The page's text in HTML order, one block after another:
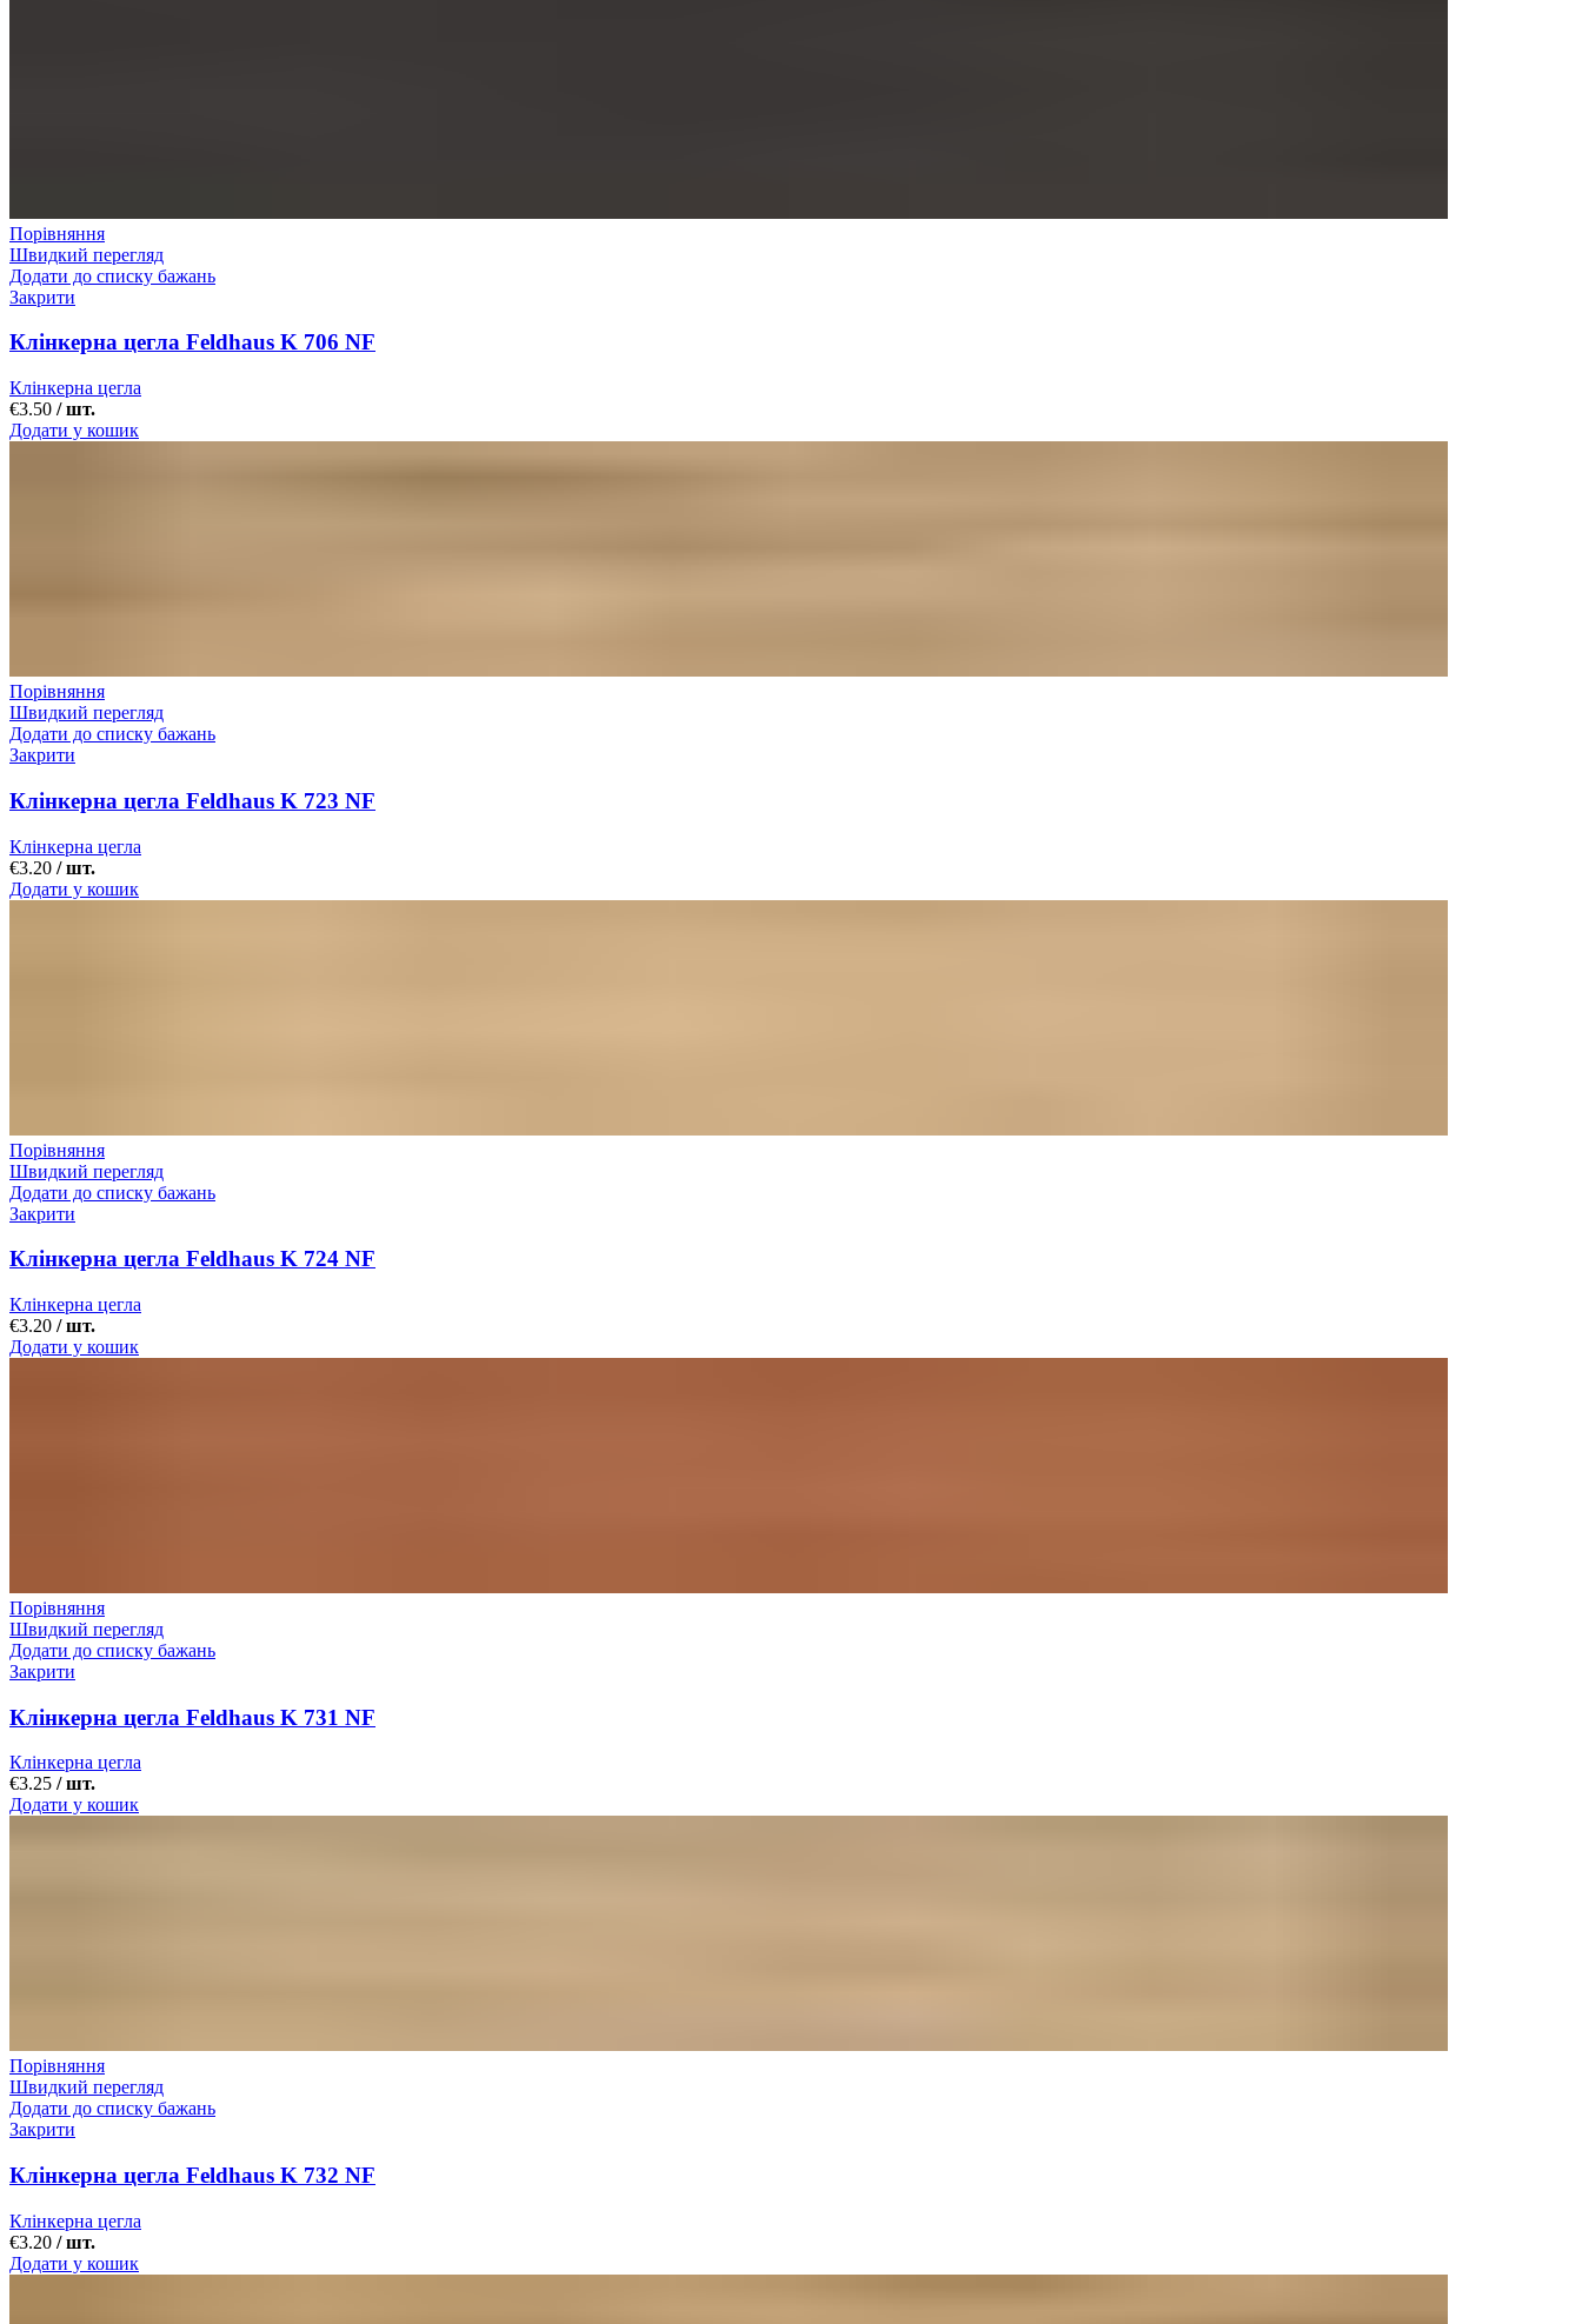
Порівняння
Швидкий перегляд
Додати до списку бажань
Закрити
Клінкерна цегла Feldhaus K 706 NF
Клінкерна цегла
€3.50 / шт.
Додати у кошик
Порівняння
Швидкий перегляд
Додати до списку бажань
Закрити
Клінкерна цегла Feldhaus K 723 NF
Клінкерна цегла
€3.20 / шт.
Додати у кошик
Порівняння
Швидкий перегляд
Додати до списку бажань
Закрити
Клінкерна цегла Feldhaus K 724 NF
Клінкерна цегла
€3.20 / шт.
Додати у кошик
Порівняння
Швидкий перегляд
Додати до списку бажань
Закрити
Клінкерна цегла Feldhaus K 731 NF
Клінкерна цегла
€3.25 / шт.
Додати у кошик
Порівняння
Швидкий перегляд
Додати до списку бажань
Закрити
Клінкерна цегла Feldhaus K 732 NF
Клінкерна цегла
€3.20 / шт.
Додати у кошик